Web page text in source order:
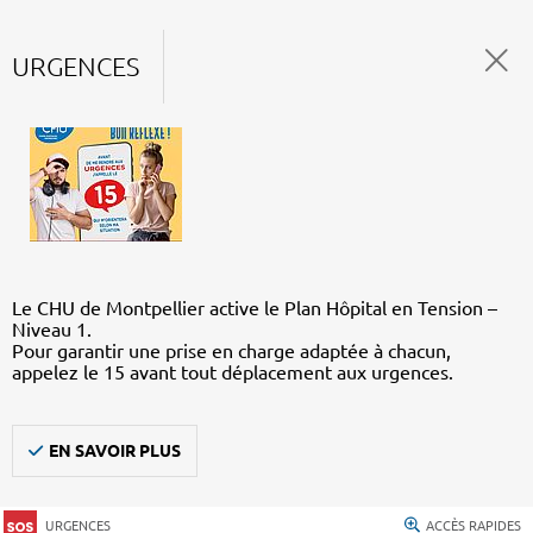
URGENCES
Le CHU de Montpellier active le Plan Hôpital en Tension –
Niveau 1.
Pour garantir une prise en charge adaptée à chacun,
appelez le 15 avant tout déplacement aux urgences.
EN SAVOIR PLUS
URGENCES ACCÈS RAPIDES